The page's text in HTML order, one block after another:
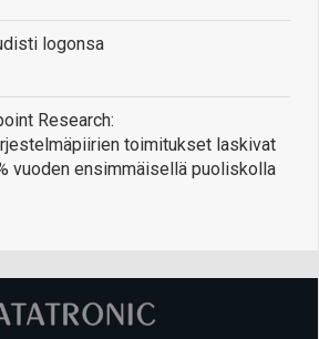
logonsa
Research:
toimitukset laskivat
vuoden ensimmäisellä puoliskolla